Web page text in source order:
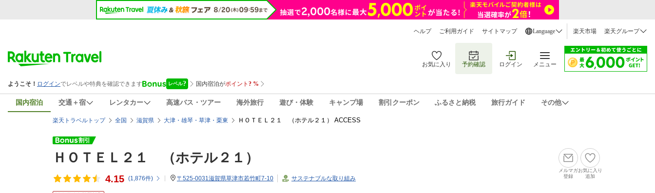
ヘルプ ご利用ガイド サイトマップ Language 楽天市場 楽天グループ
お気に入り 予約確認 ログイン メニュー
国内宿泊 交通＋宿 レンタカー 高速バス・ツアー 海外旅行 遊び・体験 キャンプ場 割引クーポン ふるさと納税 旅行ガイド その他
楽天トラベルトップ 全国 滋賀県 大津・雄琴・草津・栗東 ＨＯＴＥＬ２１ （ホテル２１） ACCESS
ＨＯＴＥＬ２１ （ホテル２１）
4.15 (1,876件) 〒525-0031滋賀県草津市若竹町7-10 サステナブルな取り組み
メルマガ
登録
お気に入り
追加